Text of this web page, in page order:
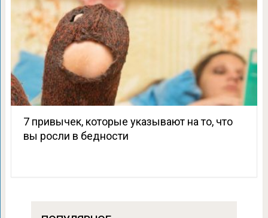
7 привычек, которые указывают на то, что
вы росли в бедности